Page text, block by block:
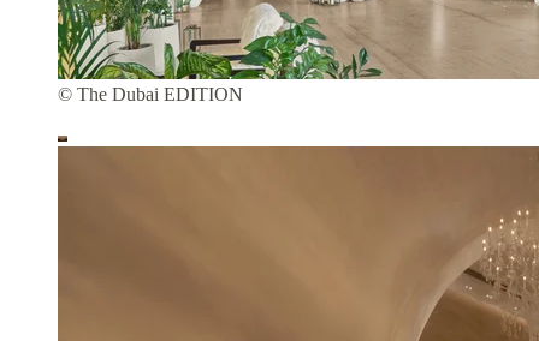
© The Dubai EDITION